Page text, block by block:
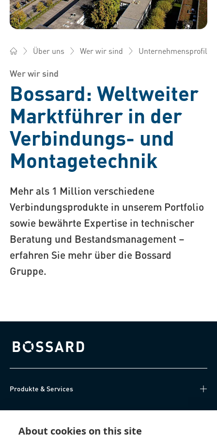
About cookies on this site
Über uns Wer wir sind Unternehmensprofil
Wer wir sind
Bossard: Weltweiter
Marktführer in der
Verbindungs- und
Montagetechnik
Mehr als 1 Million verschiedene
Verbindungsprodukte in unserem Portfolio
sowie bewährte Expertise in technischer
Beratung und Bestandsmanagement –
erfahren Sie mehr über die Bossard
Gruppe.
Bossard homepage
Produkte & Services